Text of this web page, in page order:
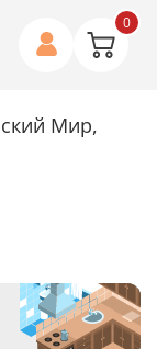
0
Мир,